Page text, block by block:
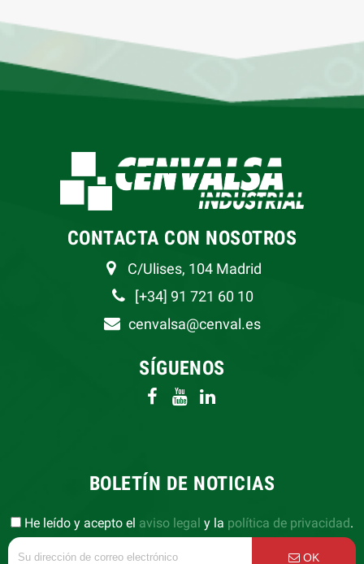
CONTACTA CON NOSOTROS
C/Ulises, 104 Madrid
[+34] 91 721 60 10
cenvalsa@cenval.es
SÍGUENOS
BOLETÍN DE NOTICIAS
He leído y acepto el aviso legal y la política de privacidad.
OK